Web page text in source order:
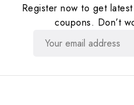
Register now to get
coupons. Don’t